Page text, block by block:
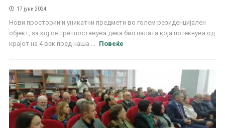
17 јуни 2024
Нови простории и уникатни предмети во голем резиденцијален
објект, за кој се претпоставува дека бил палата која потекнува од
крајот на 4 век пред наша ...
Повеќе